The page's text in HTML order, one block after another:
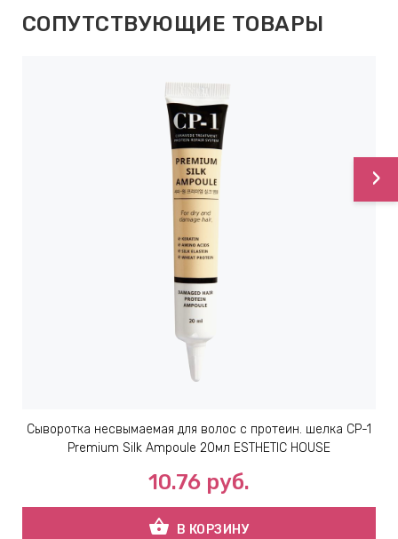
СОПУТСТВУЮЩИЕ ТОВАРЫ
Сыворотка несвымаемая для волос с протеин. шелка CP-1
Premium Silk Ampoule 20мл ESTHETIC HOUSE
10.76 руб.
shopping_basket В КОРЗИНУ
›